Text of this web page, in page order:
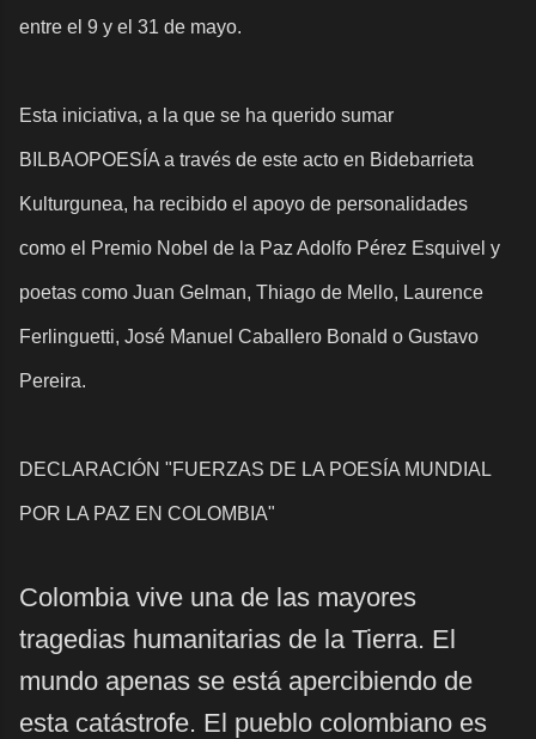
entre el 9 y el 31 de mayo.
Esta iniciativa, a la que se ha querido sumar
BILBAOPOESÍA a través de este acto en Bidebarrieta
Kulturgunea, ha recibido el apoyo de personalidades
como el Premio Nobel de la Paz Adolfo Pérez Esquivel y
poetas como Juan Gelman, Thiago de Mello, Laurence
Ferlinguetti, José Manuel Caballero Bonald o Gustavo
Pereira.
DECLARACIÓN "FUERZAS DE LA POESÍA MUNDIAL
POR LA PAZ EN COLOMBIA"
Colombia vive una de las mayores
tragedias humanitarias de la Tierra. El
mundo apenas se está apercibiendo de
esta catástrofe. El pueblo colombiano es